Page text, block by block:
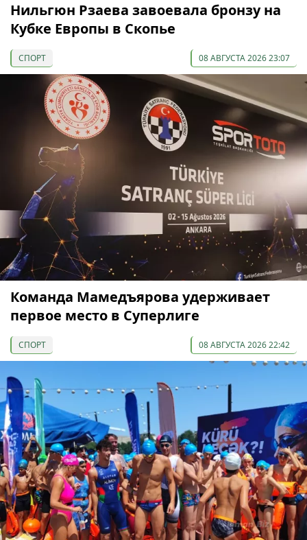
Нильгюн Рзаева завоевала бронзу на
Кубке Европы в Скопье
СПОРТ 08 АВГУСТА 2026 23:07
Команда Мамедъярова удерживает
первое место в Суперлиге
СПОРТ 08 АВГУСТА 2026 22:42